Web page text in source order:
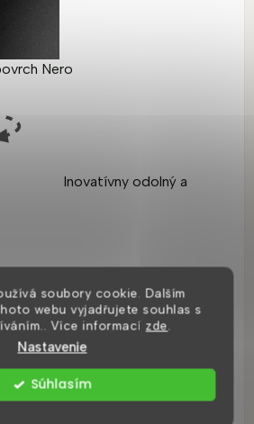
soubory cookie. Dalším
webu vyjadřujete souhlas s
Více informací zde.
Nastavenie
Súhlasím
Nero
Inovatívny odolný a
ktorý zabraňuje skrúteniu
používania, čo výrazne zvyšuje
Môžete zabudnúť na to, že ju
rozmotávať a strácať čas.